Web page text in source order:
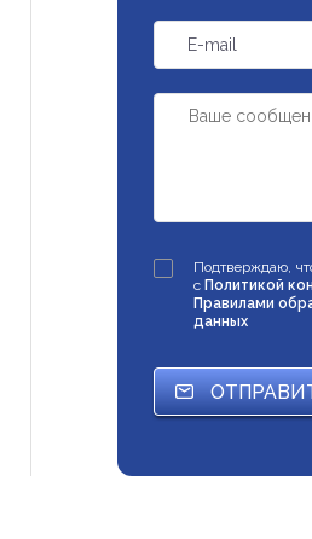
E-mail
Подтверждаю,
с Политикой
Правилами
данных